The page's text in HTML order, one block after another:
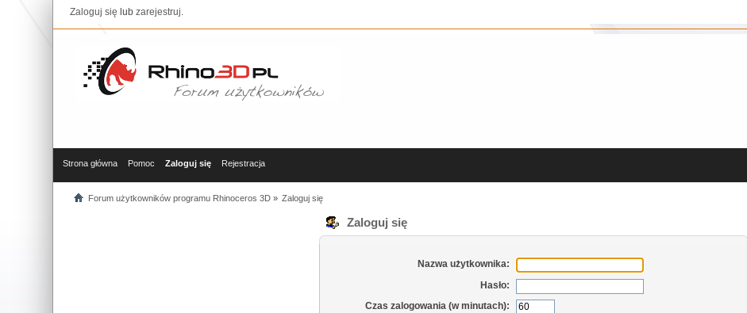
Zaloguj się lubzarejestruj.
Strona główna Pomoc Zaloguj się Rejestracja
Forum użytkowników programu Rhinoceros 3D» Zaloguj się
Zaloguj się
Nazwa użytkownika:
Hasło:
Czas zalogowania (w minutach):